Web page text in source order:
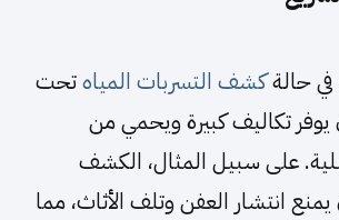
حالةكشف التسربات المياهتحت
يوفر تكاليف كبيرة ويحمي من
على سبيل المثال، الكشف
انتشار العفن وتلف الأثاث، مما